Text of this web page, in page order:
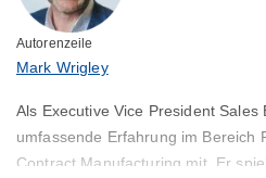
Autorenzeile
Mark Wrigley
Als Executive Vice President
umfassende Erfahrung im Bereich
Contract Manufacturing mit. Er